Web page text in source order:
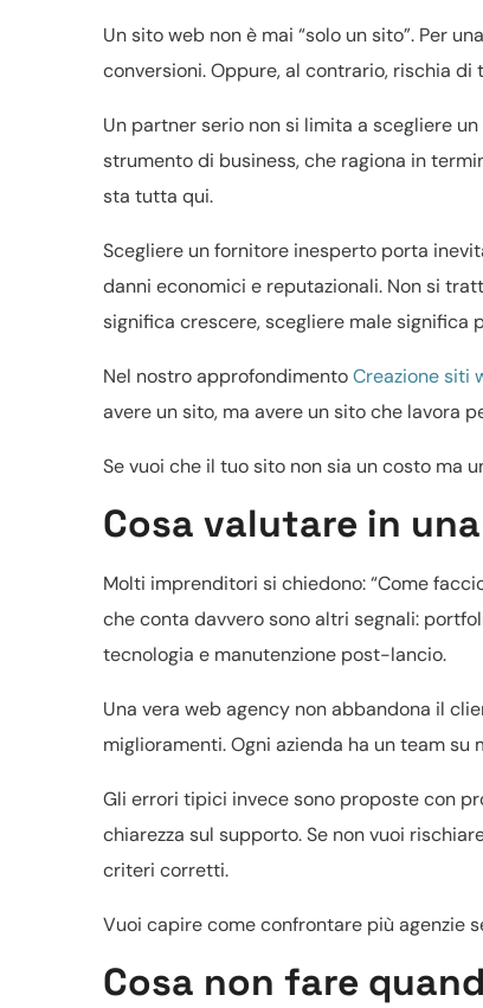
Un sito web non è mai “solo un sito”. Per
conversioni. Oppure, al contrario, rischia
Un partner serio non si limita a scegliere
strumento di business, che ragiona in
sta tutta qui.
Scegliere un fornitore inesperto porta
danni economici e reputazionali. Non si
significa crescere, scegliere male significa
Nel nostro approfondimentoCreazione siti
avere un sito, ma avere un sito che lavora
Se vuoi che il tuo sito non sia un costo ma
Cosa valutare in
Molti imprenditori si chiedono: “Come
che conta davvero sono altri segnali:
tecnologia e manutenzione post-lancio.
Una vera web agency non abbandona il
miglioramenti. Ogni azienda ha un team
Gli errori tipici invece sono proposte con
chiarezza sul supporto. Se non vuoi
criteri corretti.
Vuoi capire come confrontare più agenzie
Cosa non fare